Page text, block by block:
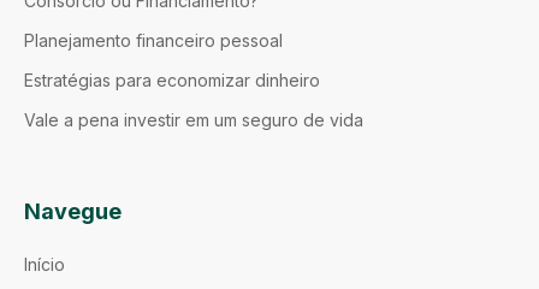
Planejamento financeiro pessoal
Estratégias para economizar dinheiro
Vale a pena investir em um seguro de vida
Navegue
Início